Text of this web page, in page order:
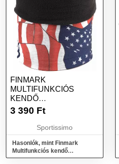
FINMARK
MULTIFUNKCIÓS
KENDŐ
MULTIFUNKCIÓS
MÉRET
3 390 Ft
Sportissimo
Hasonlók, mint Finmark
Multifunkciós kendő
Multifunkciós kendő, fekete,